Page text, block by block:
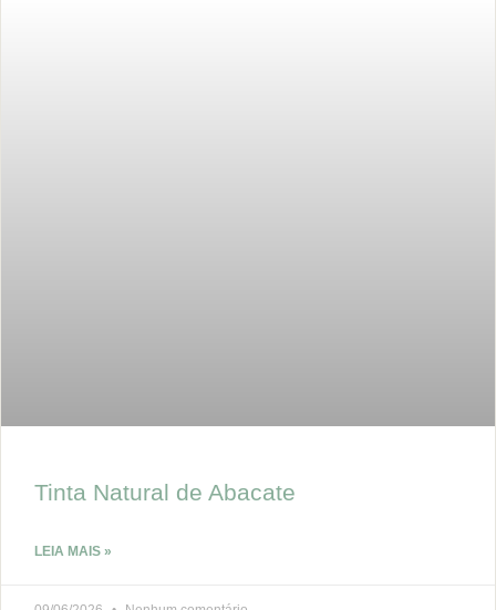
Tinta Natural de Abacate
LEIA MAIS »